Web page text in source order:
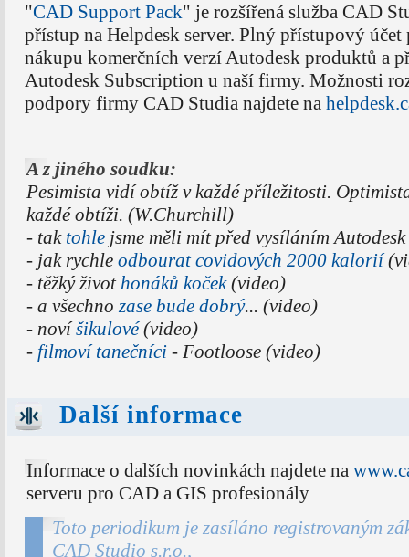
"CAD Support Pack" je rozšířená služba CAD
přístup na Helpdesk server. Plný přístupový
nákupu komerčních verzí Autodesk produktů a
Autodesk Subscription u naší firmy. Možnosti
podpory firmy CAD Studia najdete na
A z jiného soudku:
Pesimista vidí obtíž v každé příležitosti.
každé obtíži. (W.Churchill)
- tak tohlejsme měli mít před vysíláním
- jak rychle odbourat covidových 2000 kalorií
- těžký živothonáků koček(video)
- a všechnozase bude dobrý... (video)
- novíšikulové(video)
- filmoví tanečníci- Footloose (video)
Další informace
Informace o dalších novinkách najdete na
serveru pro CAD a GIS profesionály
Toto periodikum je zasíláno registrovaným
CAD Studio s.r.o.,